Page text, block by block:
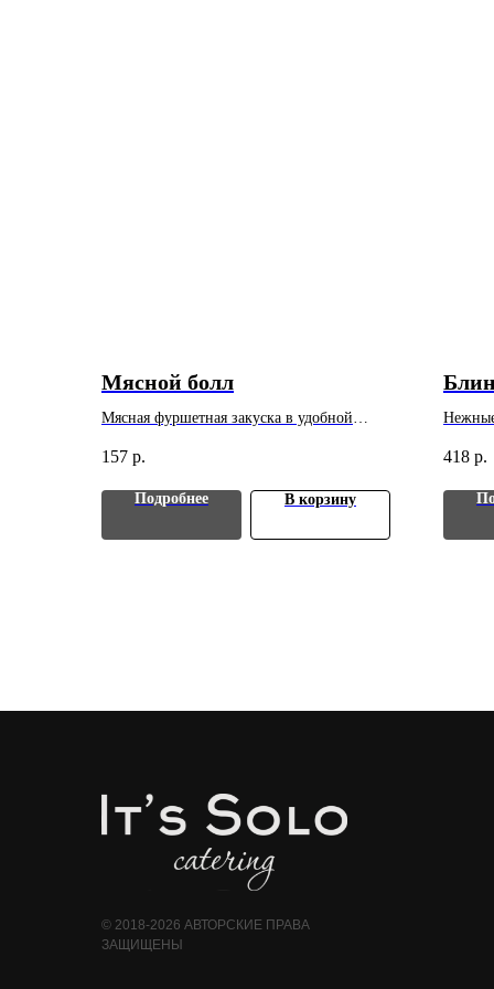
Мясной болл
Мясная фуршетная закуска в удобной
за 1 шт. Минимальный заказ - 10 шт.
157 р.
Подробнее В корзину
шт.
418 р.
© 2018-2026 АВТОРСКИЕ ПРАВА
ЗАЩИЩЕНЫ